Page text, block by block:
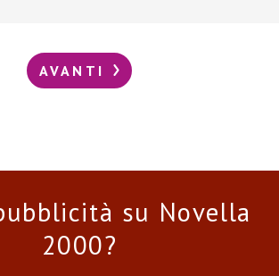
AVANTI
su Novella
2000?